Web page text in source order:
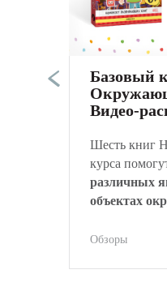
Базовый
Видео-
Шесть книг
курса
различных
объектах
знаниям!
Обзоры